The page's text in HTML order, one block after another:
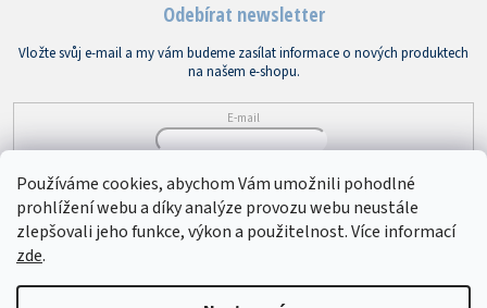
Používáme cookies, abychom Vám umožnili pohodlné
prohlížení webu a díky analýze provozu webu neustále
zlepšovali jeho funkce, výkon a použitelnost. Více informací
zde.
Odebírat newsletter
Vložte svůj e-mail a my vám budeme zasílat informace o nových produktech
na našem e-shopu.
E-mail
PŘIHLÁSIT SE
Bytový textil VEBA . Všechna práva vyhrazena.